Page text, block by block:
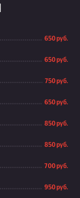
650 руб.
650 руб.
750 руб.
650 руб.
850 руб.
850 руб.
700 руб.
950 руб.